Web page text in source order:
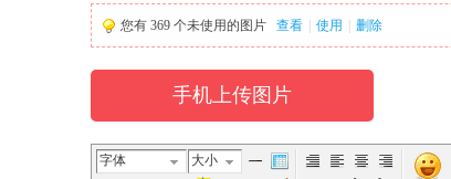
您有 369 个未使用的图片 查看 使用 删除
手机上传图片
字体 大小